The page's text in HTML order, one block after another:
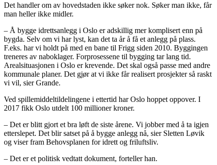
Det handler om av hovedstaden ikke søker nok. Søker man ikke, får
man heller ikke midler.
– Å bygge idrettsanlegg i Oslo er adskillig mer komplisert enn på
bygda. Selv om vi har lyst, kan det ta år å få et anlegg på plass.
F.eks. har vi holdt på med en bane til Frigg siden 2010. Byggingen
treneres av naboklager. Forprosessene til bygging tar lang tid.
Arealsituasjonen i Oslo er krevende. Det skal også passe med andre
kommunale planer. Det gjør at vi ikke får realisert prosjekter så raskt
vi vil, sier Grande.
Ved spillemiddeltildelingene i ettertid har Oslo hoppet oppover. I
2017 fikk Oslo utdelt 100 millioner kroner.
– Det er blitt gjort et bra løft de siste årene. Vi jobber med å ta igjen
etterslepet. Det blir satset på å bygge anlegg nå, sier Sletten Løvik
og viser fram Behovsplanen for idrett og friluftsliv.
– Det er et politisk vedtatt dokument, forteller han.